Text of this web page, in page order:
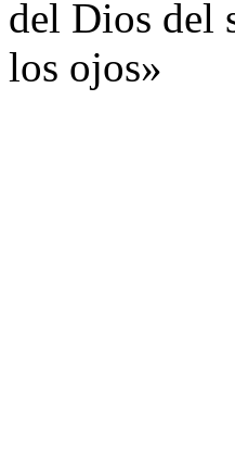
del Dios del
los ojos»